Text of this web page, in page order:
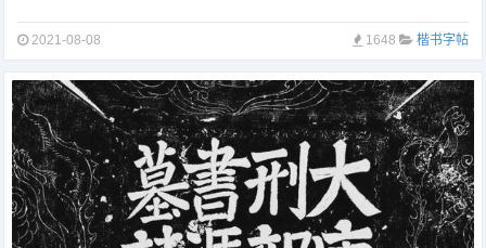
2021-08-08 1648 楷书字帖